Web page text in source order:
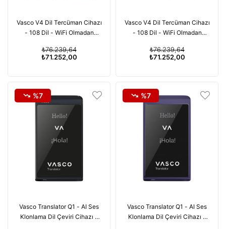
Vasco V4 Dil Tercüman Cihazı
- 108 Dil - WiFi Olmadan
₺71.252,00
₺76.239,64
Vasco V4 Dil Tercüman Cihazı
- 108 Dil - WiFi Olmadan
₺71.252,00
₺76.239,64
Vasco Translator Q1 - AI Ses
Klonlama Dil Çeviri Cihazı -
%7
Vasco Translator Q1 - AI Ses
Klonlama Dil Çeviri Cihazı -
%7